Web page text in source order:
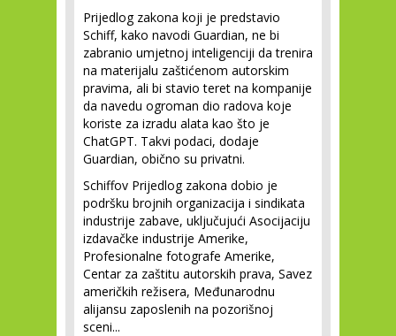
Prijedlog zakona koji je predstavio
Schiff, kako navodi Guardian, ne bi
zabranio umjetnoj inteligenciji da trenira
na materijalu zaštićenom autorskim
pravima, ali bi stavio teret na kompanije
da navedu ogroman dio radova koje
koriste za izradu alata kao što je
ChatGPT. Takvi podaci, dodaje
Guardian, obično su privatni.
Schiffov Prijedlog zakona dobio je
podršku brojnih organizacija i sindikata
industrije zabave, uključujući Asocijaciju
izdavačke industrije Amerike,
Profesionalne fotografe Amerike,
Centar za zaštitu autorskih prava, Savez
američkih režisera, Međunarodnu
alijansu zaposlenih na pozorišnoj
sceni...